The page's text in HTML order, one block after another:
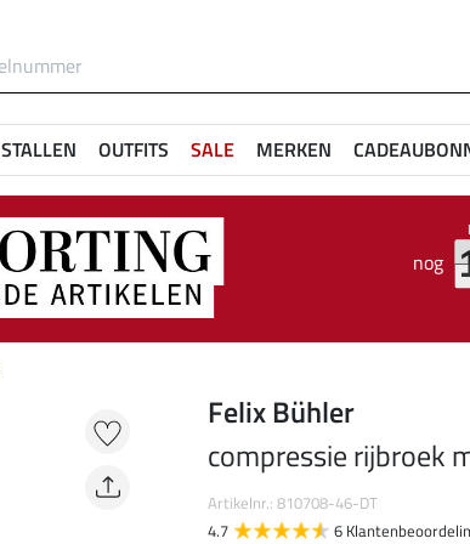
STALLEN OUTFITS SALE MERKEN
nog
Felix Bühler
compressie rijbroek
Artikelnr.: 810708-46-DT
4.7
6